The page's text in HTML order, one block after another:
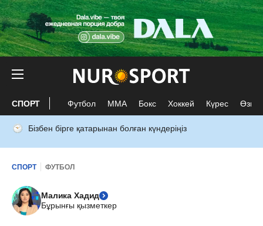
СПОРТ Футбол ММА Бокс Хоккей Күрес Өзге
Бізбен бірге қатарынан болған күндеріңіз
СПОРТ ФУТБОЛ
Малика Хадид
Бұрынғы қызметкер